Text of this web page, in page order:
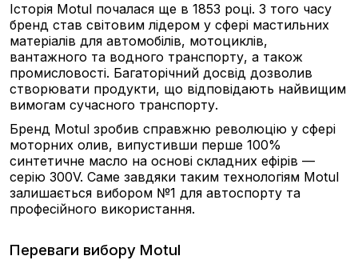
Історія Motul почалася ще в 1853 році. З того часу
бренд став світовим лідером у сфері мастильних
матеріалів для автомобілів, мотоциклів,
вантажного та водного транспорту, а також
промисловості. Багаторічний досвід дозволив
створювати продукти, що відповідають найвищим
вимогам сучасного транспорту.
Бренд Motul зробив справжню революцію у сфері
моторних олив, випустивши перше 100%
синтетичне масло на основі складних ефірів —
серію 300V. Саме завдяки таким технологіям Motul
залишається вибором №1 для автоспорту та
професійного використання.
Переваги вибору Motul